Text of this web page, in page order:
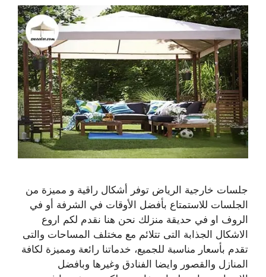
جلسات خارجية الرياض توفر أشكال راقية و مميزة من
الجلسات للاستمتاع بأفضل الأوقات في الشرفة أو في
الروف او في حديقة منزلك نحن هنا نقدم لكم اروع
الاشكال الجذابة التى تتلائم مع مختلف المساحات والتى
تقدم بأسعار مناسبة للجميع، خدماتنا رائعة ومميزة لكافة
المنازل والقصور وايضا الفنادق وغيرها وبافضل